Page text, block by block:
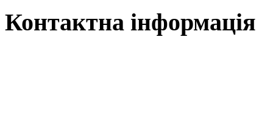
Контактна інформація